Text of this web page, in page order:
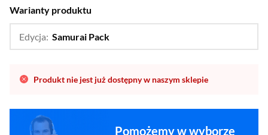
Warianty produktu
Edycja: Samurai Pack
Produkt nie jest już dostępny w naszym sklepie
Pomożemy w wyborze